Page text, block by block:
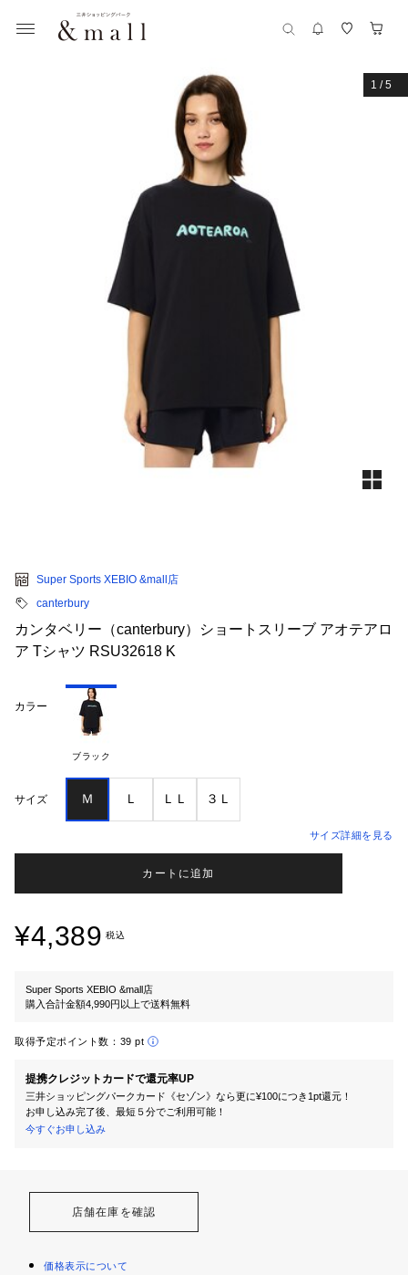
1 /5
Super Sports XEBIO &mall店
canterbury
カンタベリー（canterbury）ショートスリーブ アオテアロ
ア Tシャツ RSU32618 K
カラー
ブラック
サイズ Ｍ Ｌ ＬＬ ３Ｌ
サイズ詳細を見る
カートに追加
¥4,389 税込
Super Sports XEBIO &mall店
購入合計金額4,990円以上で送料無料
取得予定ポイント数： 39 pt
提携クレジットカードで還元率UP
三井ショッピングパークカード《セゾン》なら更に¥100につき1pt還元！
お申し込み完了後、最短５分でご利用可能！
今すぐお申し込み
店舗在庫を確認
価格表示について